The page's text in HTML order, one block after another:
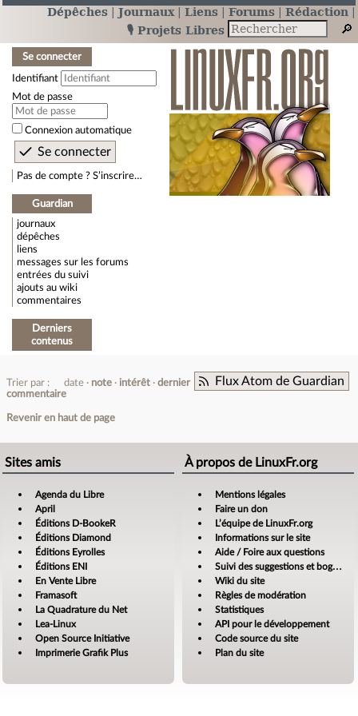
Dépêches Journaux Liens Forums
Rédaction
🎙️ Projets Libres
Se connecter
Identifiant
Mot de passe
Connexion automatique
Pas de compte ? S’inscrire…
Guardian
journaux
dépêches
liens
messages sur les forums
entrées du suivi
ajouts au wiki
commentaires
Derniers
contenus
Flux Atom de Guardian
Trier par : date note intérêt
dernier
commentaire
Revenir en haut de page
Sites amis
Agenda du Libre
April
Éditions D-BookeR
Éditions Diamond
Éditions Eyrolles
Éditions ENI
En Vente Libre
Framasoft
La Quadrature du Net
Lea-Linux
Open Source Initiative
Imprimerie Grafik Plus
À propos de LinuxFr.org
Mentions légales
Faire un don
L’équipe de LinuxFr.org
Informations sur le site
Aide / Foire aux questions
Suivi des suggestions et bogues
Wiki du site
Règles de modération
Statistiques
API pour le développement
Code source du site
Plan du site